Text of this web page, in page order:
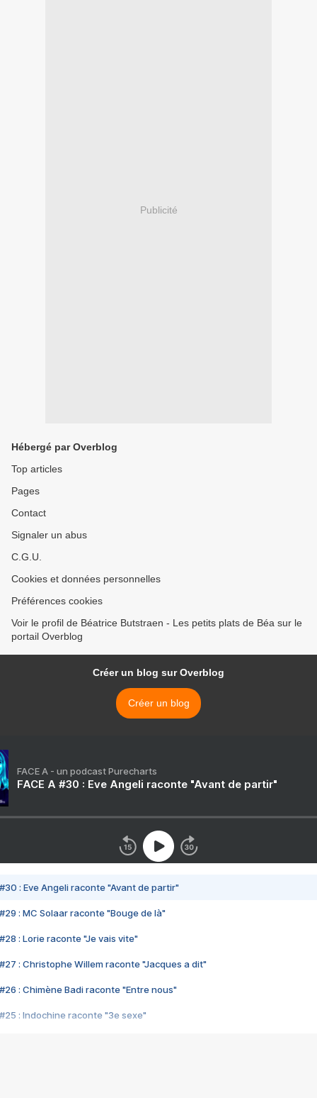
Publicité
Hébergé par Overblog
Top articles
Pages
Contact
Signaler un abus
C.G.U.
Cookies et données personnelles
Préférences cookies
Voir le profil de Béatrice Butstraen - Les petits plats de Béa sur le
portail Overblog
Créer un blog sur Overblog
Créer un blog
FACE A - un podcast Purecharts
FACE A #30 : Eve Angeli raconte "Avant de partir"
#30 : Eve Angeli raconte "Avant de partir"
#29 : MC Solaar raconte "Bouge de là"
#28 : Lorie raconte "Je vais vite"
#27 : Christophe Willem raconte "Jacques a dit"
#26 : Chimène Badi raconte "Entre nous"
#25 : Indochine raconte "3e sexe"